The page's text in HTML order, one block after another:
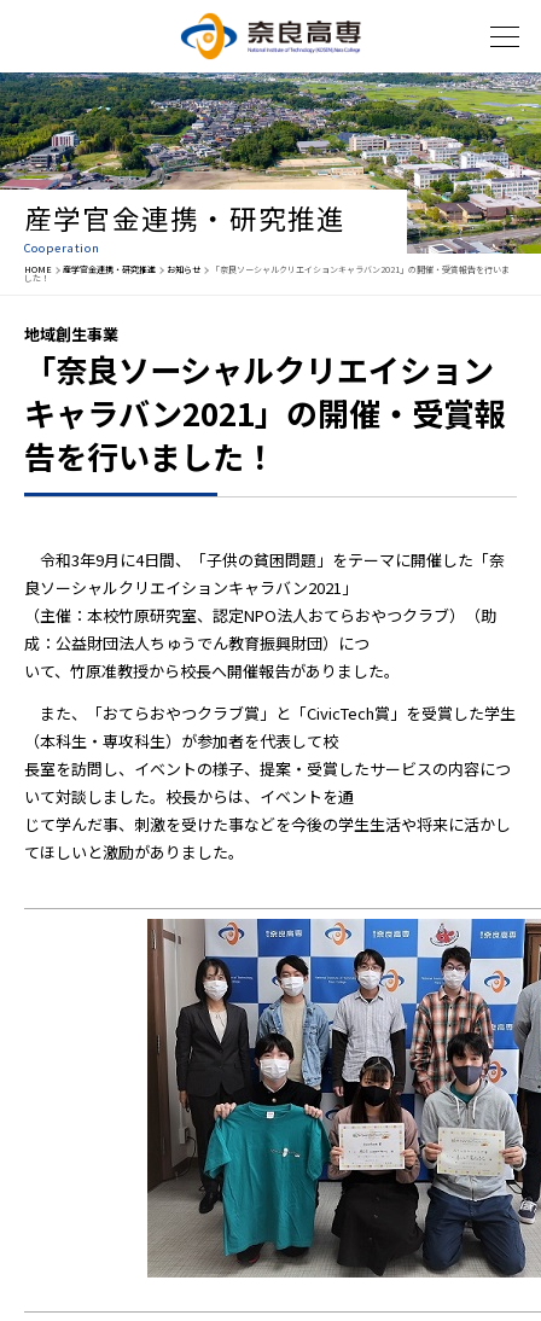
産学官金連携・研究推進
Cooperation
HOME 産学官金連携・研究推進 お知らせ 「奈良ソーシャルクリエイションキャラバン2021」の開催・受賞報告を行いま
した！
地域創生事業
「奈良ソーシャルクリエイション
キャラバン2021」の開催・受賞報
告を行いました！
令和3年9月に4日間、「子供の貧困問題」をテーマに開催した「奈
良ソーシャルクリエイションキャラバン2021」
（主催：本校竹原研究室、認定NPO法人おてらおやつクラブ）（助
成：公益財団法人ちゅうでん教育振興財団）につ
いて、竹原准教授から校長へ開催報告がありました。
また、「おてらおやつクラブ賞」と「CivicTech賞」を受賞した学生
（本科生・専攻科生）が参加者を代表して校
長室を訪問し、イベントの様子、提案・受賞したサービスの内容につ
いて対談しました。校長からは、イベントを通
じて学んだ事、刺激を受けた事などを今後の学生生活や将来に活かし
てほしいと激励がありました。